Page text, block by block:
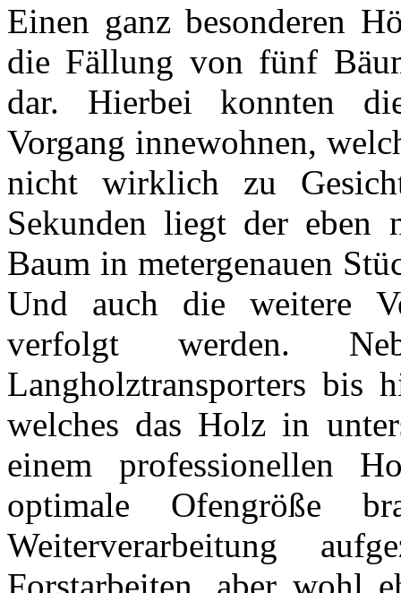
Einen ganz besonderen
die Fällung von fünf
dar. Hierbei konnten
Vorgang innewohnen,
nicht wirklich zu
Sekunden liegt der eben
Baum in metergenauen
Und auch die weitere
verfolgt werden.
Langholztransporters bis
welches das Holz in
einem professionellen
optimale Ofengröße
Weiterverarbeitung
Forstarbeiten, aber wohl